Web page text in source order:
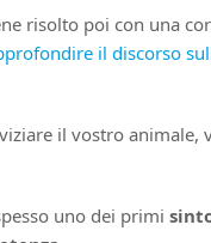
risolto poi con una
il discorso
il vostro
uno dei primi